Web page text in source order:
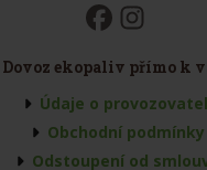
Dovoz ekopaliv přímo k
Údaje o
Obchodní podmínky
Odstoupení od